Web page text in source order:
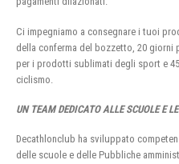
Ci impegniamo a consegnare i tuoi
della conferma del bozzetto, 20
per i prodotti sublimati degli sport e
ciclismo.
UN TEAM DEDICATO ALLE SCUOLE E
Decathlonclub ha sviluppato
delle scuole e delle Pubbliche